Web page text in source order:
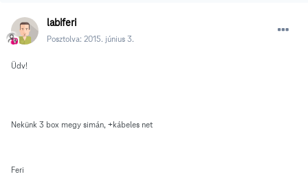
labiferi
Posztolva: 2015. június 3.
Üdv!
Nekünk 3 box megy simán, +kábeles net
Feri